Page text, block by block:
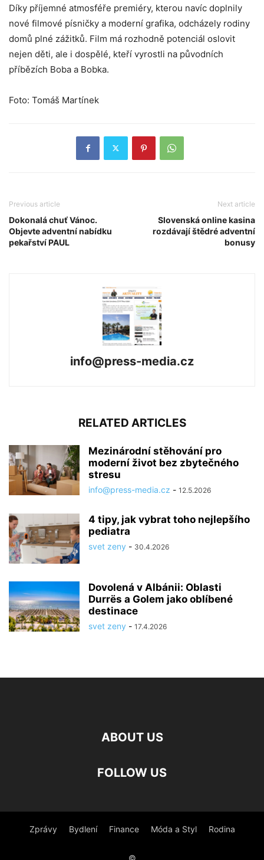
Díky příjemné atmosféře premiéry, kterou navíc doplnily
nové filmové písničky a moderní grafika, odcházely rodiny
domů plné zážitků. Film má rozhodně potenciál oslovit
nejen děti, ale i dospělé, kteří vyrostli na původních
příbězích Boba a Bobka.
Foto: Tomáš Martínek
Previous article
Dokonalá chuť Vánoc.
Objevte adventní nabídku
pekařství PAUL
Next article
Slovenská online kasina
rozdávají štědré adventní
bonusy
info@press-media.cz
RELATED ARTICLES
Mezinárodní stěhování pro
moderní život bez zbytečného
stresu
info@press-media.cz - 12.5.2026
4 tipy, jak vybrat toho nejlepšího
pediatra
svet zeny - 30.4.2026
Dovolená v Albánii: Oblasti
Durrës a Golem jako oblíbené
destinace
svet zeny - 17.4.2026
ABOUT US
FOLLOW US
Zprávy Bydlení Finance Móda a Styl Rodina
©